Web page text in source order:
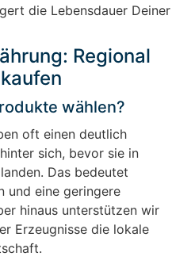
die Lebensdauer Deiner
Regional
wählen?
oft einen deutlich
sich, bevor sie in
Das bedeutet
und eine geringere
hinaus unterstützen wir
Erzeugnisse die lokale